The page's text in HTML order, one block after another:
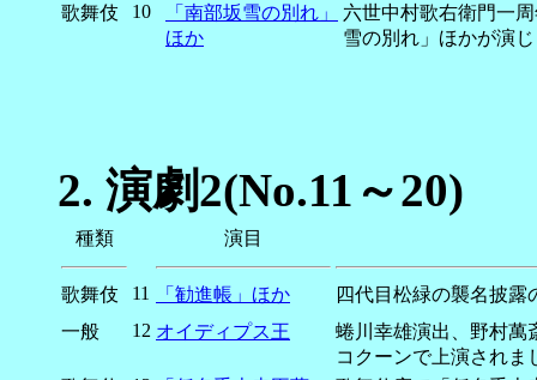
歌舞伎
10
「南部坂雪の別れ」
ほか
六世中村歌右衛門一
雪の別れ」ほかが演
2. 演劇2(No.11～20)
種類 演目
歌舞伎 11 「勧進帳」ほか
四代目松緑の襲名披
一般
12 オイディプス王
蜷川幸雄演出、野村萬
コクーンで上演されま